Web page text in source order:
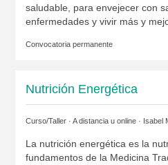
saludable, para envejecer con
enfermedades y vivir más y
Convocatoria permanente
Nutrición Energética
Curso/Taller · A distancia u online · Isabel
La nutrición energética es la
fundamentos de la Medicina